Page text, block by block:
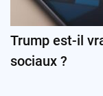
Trump est-il
sociaux ?